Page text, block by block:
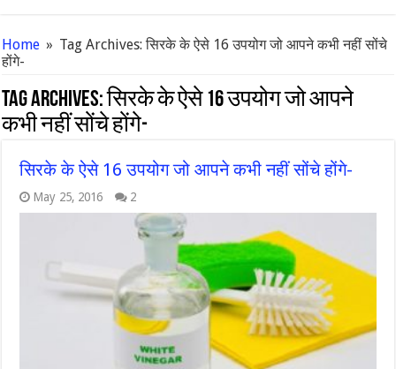
Home » Tag Archives: सिरके के ऐसे 16 उपयोग जो आपने कभी नहीं सोंचे
होंगे-
Tag Archives:सिरके के ऐसे 16 उपयोग जो आपने
कभी नहीं सोंचे होंगे-
सिरके के ऐसे 16 उपयोग जो आपने कभी नहीं सोंचे होंगे-
May 25, 2016 2